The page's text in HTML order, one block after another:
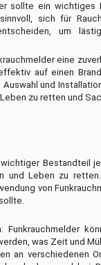
sollte ein wichtiges
sich für
um
eine
auf einen
und
zu retten und
Bestandteil
und Leben zu
von
Funkrauchmelder
was Zeit und
an verschiedenen